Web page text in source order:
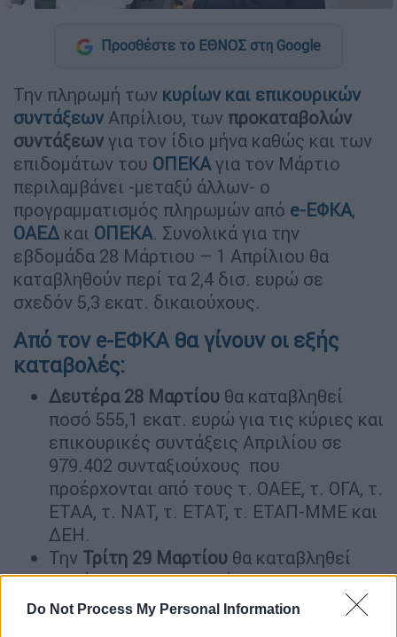
Do Not Process My Personal Information
Προσθέστε το ΕΘΝΟΣ στη Google
Την πληρωμή των κυρίων και επικουρικών
συντάξεωνΑπρίλιου, των προκαταβολών
συντάξεων για τον ίδιο μήνα καθώς και των
επιδομάτων του ΟΠΕΚΑ για τον Μάρτιο
περιλαμβάνει -μεταξύ άλλων- ο
προγραμματισμός πληρωμών από e-ΕΦΚΑ,
ΟΑΕΔ και ΟΠΕΚΑ. Συνολικά για την
εβδομάδα 28 Μάρτιου – 1 Απρίλιου θα
καταβληθούν περί τα 2,4 δισ. ευρώ σε
σχεδόν 5,3 εκατ. δικαιούχους.
Από τον e-ΕΦΚΑ θα γίνουν οι εξής
καταβολές:
Δευτέρα 28 Μαρτίου θα καταβληθεί
ποσό 555,1 εκατ. ευρώ για τις κύριες και
επικουρικές συντάξεις Απριλίου σε
979.402 συνταξιούχους που
προέρχονται από τους τ. ΟΑΕΕ, τ. ΟΓΑ, τ.
ΕΤΑΑ, τ. ΝΑΤ, τ. ΕΤΑΤ, τ. ΕΤΑΠ-ΜΜΕ και
ΔΕΗ.
Την Τρίτη 29 Μαρτίου θα καταβληθεί
ποσό 740,9 εκατ. ευρώ σε 1.470.104
δικαιούχους για τις κύριες και